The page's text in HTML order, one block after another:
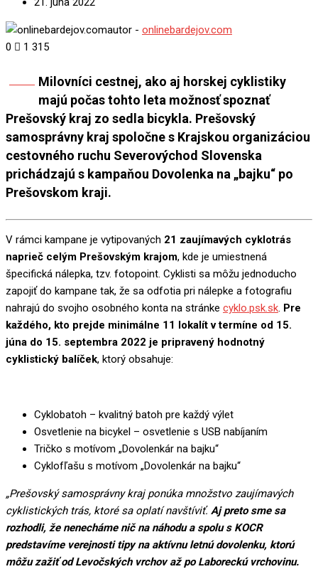
autor - onlinebardejov.com
0
1 315
Milovníci cestnej, ako aj horskej cyklistiky
majú počas tohto leta možnosť spoznať
Prešovský kraj zo sedla bicykla. Prešovský
samosprávny kraj spoločne s Krajskou organizáciou
cestovného ruchu Severovýchod Slovenska
prichádzajú s kampaňou Dovolenka na „bajku“ po
Prešovskom kraji.
V rámci kampane je vytipovaných 21 zaujímavých cyklotrás
naprieč celým Prešovským krajom, kde je umiestnená
špecifická nálepka, tzv. fotopoint. Cyklisti sa môžu jednoducho
zapojiť do kampane tak, že sa odfotia pri nálepke a fotografiu
nahrajú do svojho osobného konta na stránke cyklo.psk.sk. Pre
každého, kto prejde minimálne 11 lokalít v termíne od 15.
júna do 15. septembra 2022 je pripravený hodnotný
cyklistický balíček, ktorý obsahuje:
Cyklobatoh – kvalitný batoh pre každý výlet
Osvetlenie na bicykel – osvetlenie s USB nabíjaním
Tričko s motívom „Dovolenkár na bajku“
Cyklofľašu s motívom „Dovolenkár na bajku“
„Prešovský samosprávny kraj ponúka množstvo zaujímavých
cyklistických trás, ktoré sa oplatí navštíviť. Aj preto sme sa
rozhodli, že nenecháme nič na náhodu a spolu s KOCR
predstavíme verejnosti tipy na aktívnu letnú dovolenku, ktorú
môžu zažiť od Levočských vrchov až po Laboreckú vrchovinu.